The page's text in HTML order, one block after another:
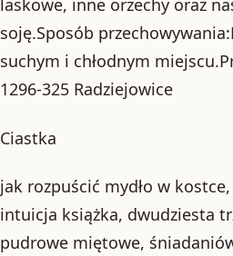
laskowe, inne orzechy oraz
soję.Sposób
suchym i chłodnym
1296-325 Radziejowice
Ciastka
jak rozpuścić mydło w
intuicja książka, dwudziesta
pudrowe miętowe,